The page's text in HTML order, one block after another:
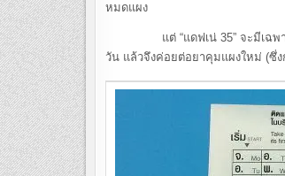
หมดแผง
แต่ “แดฟเน่ 35” จะมีเฉพาะ “เม็
วัน แล้วจึงค่อยต่อยาคุมแผงใหม่ (ซึ่ง